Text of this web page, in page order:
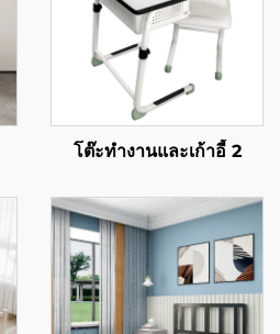
โต๊ะทำงานและเก้าอี้ 2